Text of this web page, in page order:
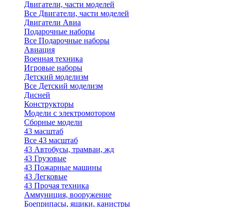
Двигатели, части моделей
Все Двигатели, части моделей
Двигатели Авиа
Подарочные наборы
Все Подарочные наборы
Авиация
Военная техника
Игровые наборы
Детский моделизм
Все Детский моделизм
Дисней
Конструкторы
Модели с электромотором
Сборные модели
43 масштаб
Все 43 масштаб
43 Автобусы, трамваи, жд
43 Грузовые
43 Пожарные машины
43 Легковые
43 Прочая техника
Аммуниция, вооружение
Боеприпасы, ящики, канистры